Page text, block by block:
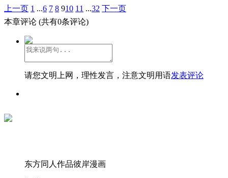
上一页 1 ...6 7 8 910 11 ...32 下一页
本章评论 (共有0条评论)
请您文明上网，理性发言，注意文明用语发表评论
东方同人作品彼岸漫画